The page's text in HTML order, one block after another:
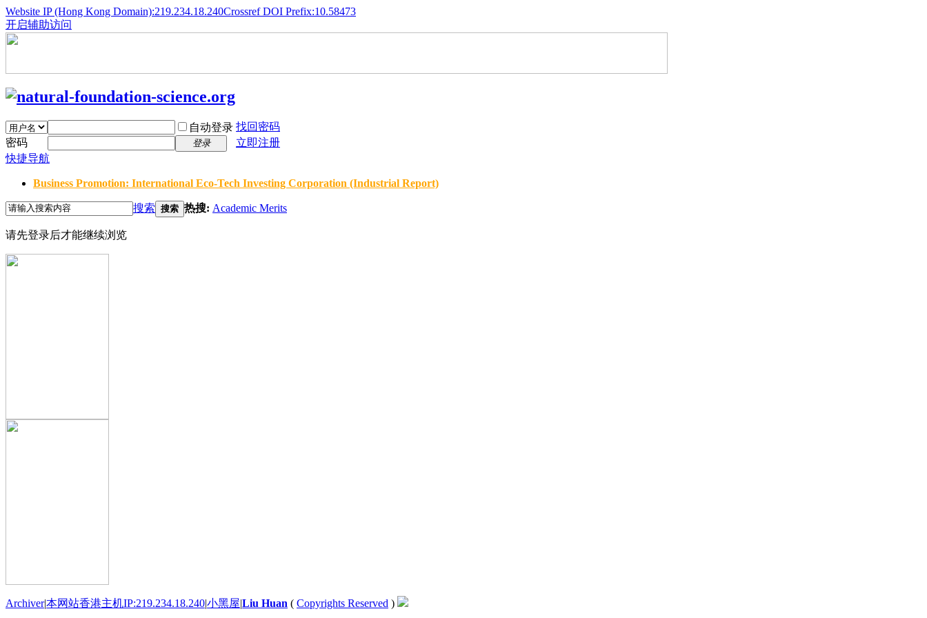
Website IP (Hong Kong Domain):219.234.18.240Crossref DOI Prefix:10.58473
开启辅助访问
自动登录 找回密码
密码
登录
立即注册
快捷导航
Business Promotion: International Eco-Tech Investing Corporation (Industrial Report)
搜索 搜索 热搜: Academic Merits
请先登录后才能继续浏览
Archiver|本网站香港主机IP:219.234.18.240|小黑屋|Liu Huan ( Copyrights Reserved )